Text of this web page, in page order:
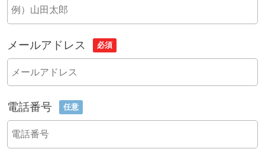
メールアドレス 必須
電話番号 任意